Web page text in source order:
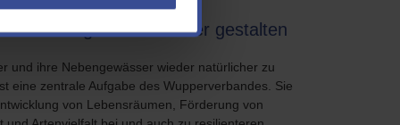
lebendig und resilienter gestalten
und ihre Nebengewässer wieder natürlicher zu
eine zentrale Aufgabe des Wupperverbandes. Sie
von Lebensräumen, Förderung von